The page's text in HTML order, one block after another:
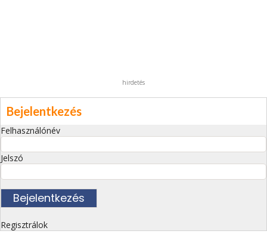
hirdetés
Bejelentkezés
Felhasználónév
Jelszó
Regisztrálok